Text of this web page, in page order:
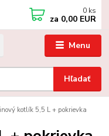
Menu
Hľadať
0 ks
za 0,00 EUR
kotlík 5,5 L + pokrievka